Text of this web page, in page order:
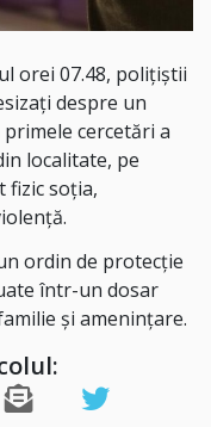
orei 07.48, polițiștii
despre un
cercetări a
localitate, pe
fizic soția,
ordin de protecție
într-un dosar
și amenințare.